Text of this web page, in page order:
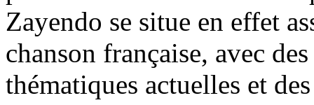
Zayendo se situe en effet
chanson française, avec
thématiques actuelles et